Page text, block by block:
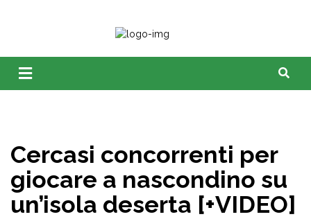
Cercasi concorrenti per
giocare a nascondino su
un’isola deserta [+VIDEO]